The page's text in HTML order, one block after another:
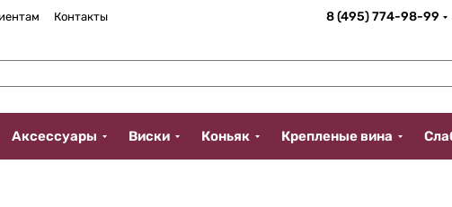
Контакты 8 (495) 774-98-99
Аксессуары Виски Коньяк Крепленые вина